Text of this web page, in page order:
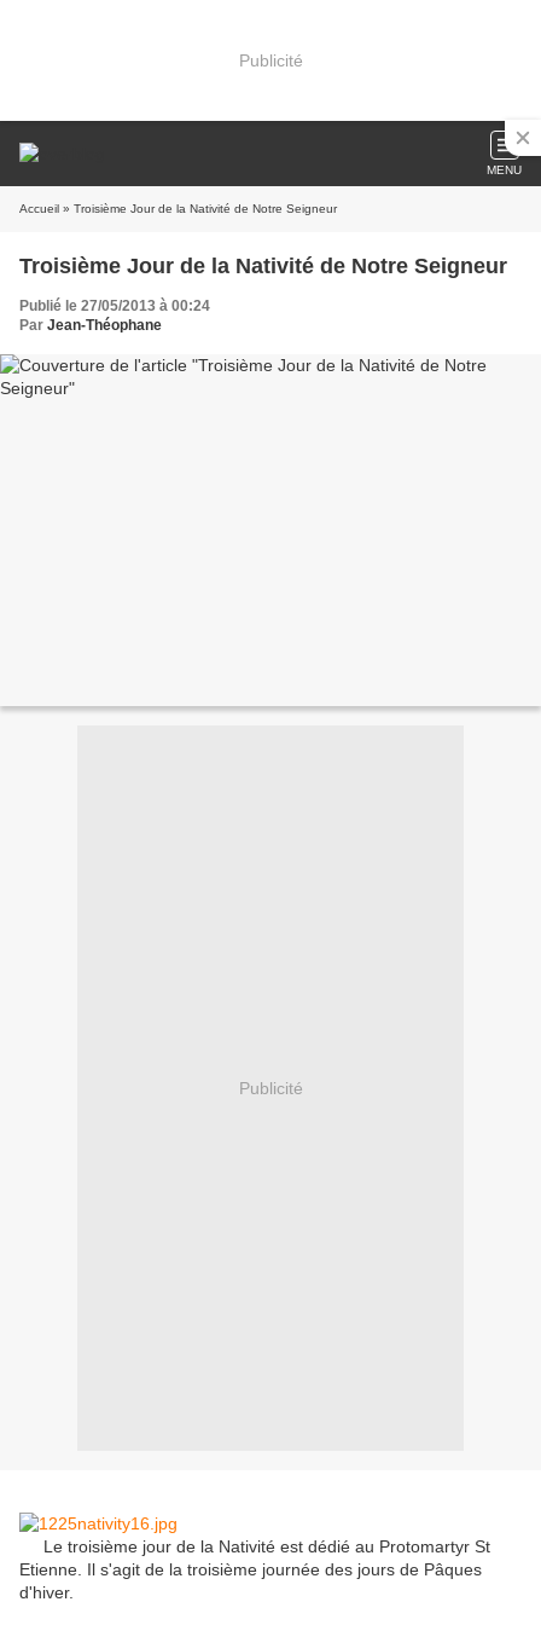
Publicité
MENU
Accueil » Troisième Jour de la Nativité de Notre Seigneur
Troisième Jour de la Nativité de Notre Seigneur
Publié le 27/05/2013 à 00:24
Par Jean-Théophane
Publicité
Le troisième jour de la Nativité est dédié au Protomartyr St
Etienne Il s'agit de la troisième journée des jours de Pâques
d'hiver.